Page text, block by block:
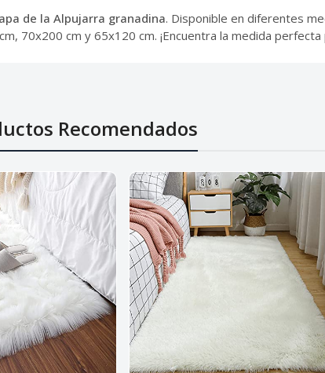
de la Alpujarra granadina. Disponible en diferentes
70x200 cm y 65x120 cm. ¡Encuentra la medida perfecta
Recomendados